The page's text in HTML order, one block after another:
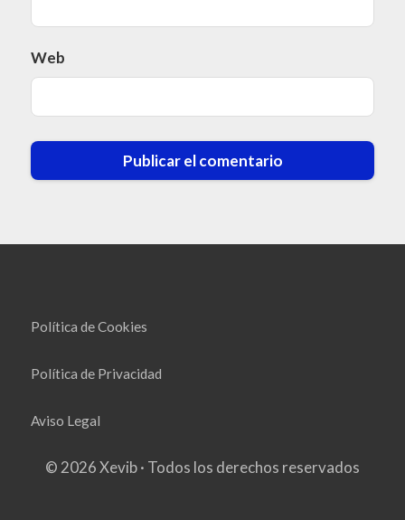
Web
Política de Cookies
Política de Privacidad
Aviso Legal
© 2026 Xevib · Todos los derechos reservados